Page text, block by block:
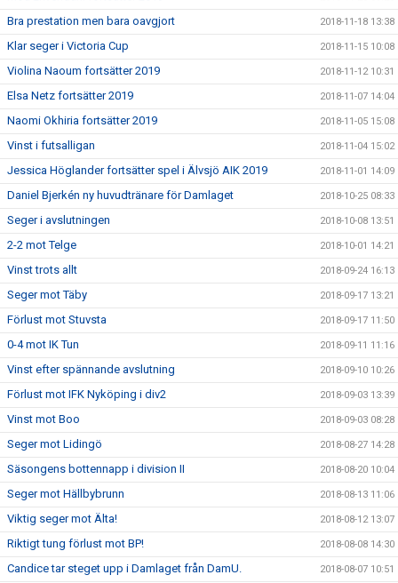
Bra prestation men bara oavgjort 2018-11-18 13:38
Klar seger i Victoria Cup 2018-11-15 10:08
Violina Naoum fortsätter 2019 2018-11-12 10:31
Elsa Netz fortsätter 2019 2018-11-07 14:04
Naomi Okhiria fortsätter 2019 2018-11-05 15:08
Vinst i futsalligan 2018-11-04 15:02
Jessica Höglander fortsätter spel i Älvsjö AIK 2019 2018-11-01 14:09
Daniel Bjerkén ny huvudtränare för Damlaget 2018-10-25 08:33
Seger i avslutningen 2018-10-08 13:51
2-2 mot Telge 2018-10-01 14:21
Vinst trots allt 2018-09-24 16:13
Seger mot Täby 2018-09-17 13:21
Förlust mot Stuvsta 2018-09-17 11:50
0-4 mot IK Tun 2018-09-11 11:16
Vinst efter spännande avslutning 2018-09-10 10:26
Förlust mot IFK Nyköping i div2 2018-09-03 13:39
Vinst mot Boo 2018-09-03 08:28
Seger mot Lidingö 2018-08-27 14:28
Säsongens bottennapp i division II 2018-08-20 10:04
Seger mot Hällbybrunn 2018-08-13 11:06
Viktig seger mot Älta! 2018-08-12 13:07
Riktigt tung förlust mot BP! 2018-08-08 14:30
Candice tar steget upp i Damlaget från DamU. 2018-08-07 10:51